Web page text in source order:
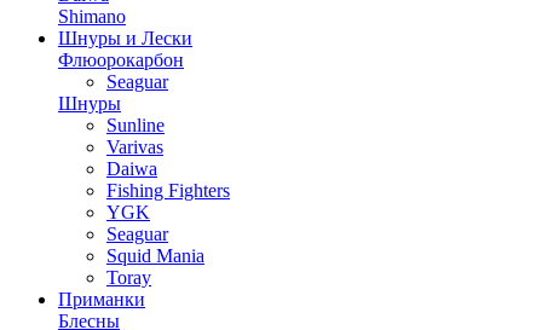
Shimano
Шнуры и Лески
Флюорокарбон
Seaguar
Шнуры
Sunline
Varivas
Daiwa
Fishing Fighters
YGK
Seaguar
Squid Mania
Toray
Приманки
Блесны